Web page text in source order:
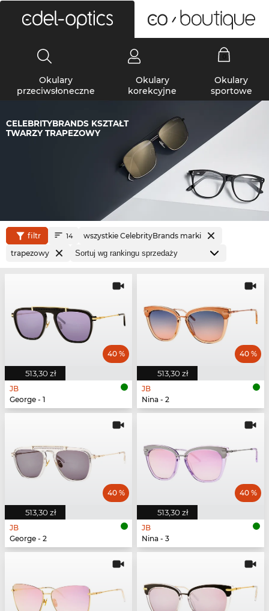
Okulary
przeciwsłoneczne
Okulary
korekcyjne
Okulary
sportowe
CELEBRITYBRANDS KSZTAŁT
TWARZY TRAPEZOWY
filtr 14
wszystkie CelebrityBrands marki
trapezowy
513,30 zł
40 %
JB
George - 1
513,30 zł
40 %
JB
Nina - 2
513,30 zł
40 %
JB
George - 2
513,30 zł
40 %
JB
Nina - 3